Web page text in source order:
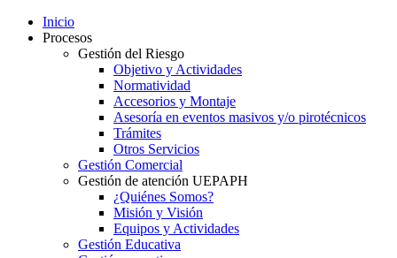
Inicio
Procesos
Gestión del Riesgo
Objetivo y Actividades
Normatividad
Accesorios y Montaje
Asesoría en eventos masivos y/o pirotécnicos
Trámites
Otros Servicios
Gestión Comercial
Gestión de atención UEPAPH
¿Quiénes Somos?
Misión y Visión
Equipos y Actividades
Gestión Educativa